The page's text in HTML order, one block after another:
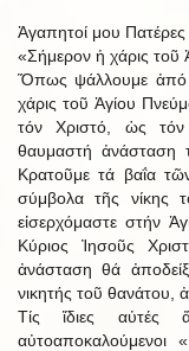
Ἀγαπητοί μου Πατέρες
«Σήμερον ἡ χάρις τοῦ
Ὅπως ψάλλουμε ἀπό
χάρις τοῦ Ἁγίου
τόν Χριστό, ὡς
θαυμαστή ἀνάσταση
Κρατοῦμε τά βαΐα
σύμβολα τῆς νίκης
εἰσερχόμαστε στήν
Κύριος Ἰησοῦς
ἀνάσταση θά
νικητής τοῦ θανάτου,
Τίς ἴδιες αὐτές
αὐτοαποκαλούμενοι